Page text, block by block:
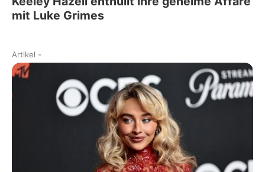
mit Luke Grimes
Artikel -